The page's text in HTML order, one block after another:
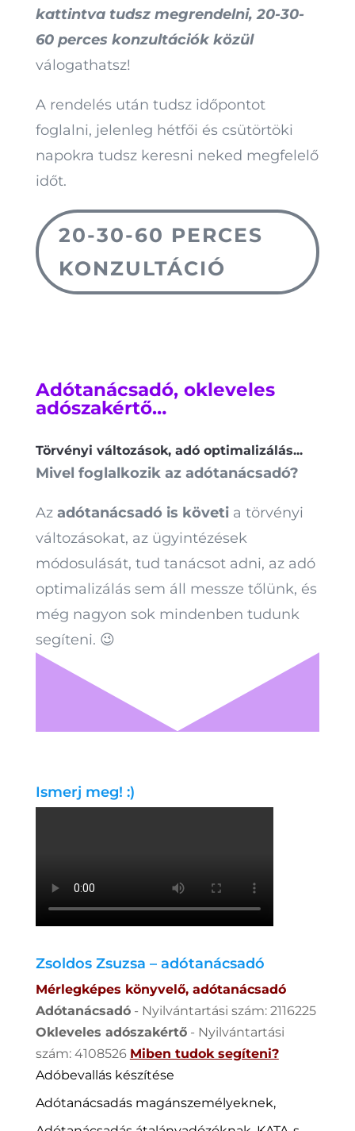
kattintva tudsz megrendelni, 20-30-
60 perces konzultációk közül
válogathatsz!
A rendelés után tudsz időpontot
foglalni, jelenleg hétfői és csütörtöki
napokra tudsz keresni neked megfelelő
időt.
20-30-60 PERCES
KONZULTÁCIÓ
Adótanácsadó, okleveles
adószakértő…
Törvényi változások, adó optimalizálás...
Mivel foglalkozik az adótanácsadó?
Az adótanácsadó is követia törvényi
változásokat, az ügyintézések
módosulását, tud tanácsot adni, az adó
optimalizálás sem áll messze tőlünk, és
még nagyon sok mindenben tudunk
segíteni. 😉
Ismerj meg! :)
Zsoldos Zsuzsa – adótanácsadó
Mérlegképes könyvelő, adótanácsadó
Adótanácsadó- Nyilvántartási szám: 2116225
Okleveles adószakértő- Nyilvántartási
szám: 4108526 Miben tudok segíteni?
Adóbevallás készítése
Adótanácsadás magánszemélyeknek,